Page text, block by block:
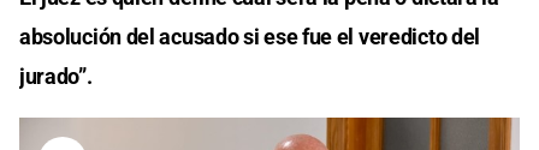
absolución del acusado si ese fue el veredicto del
jurado”.